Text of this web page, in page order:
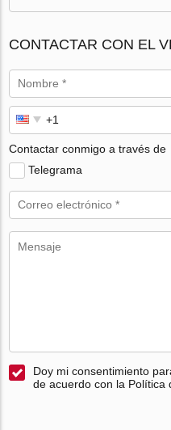
CONTACTAR CON EL
Contactar conmigo a través de
Telegrama
Doy mi consentimiento
de acuerdo con la Política